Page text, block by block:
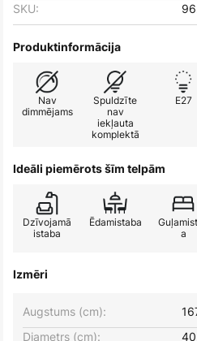
SKU:
Produktinformācija
Nav
dimmējams
Spuldzīte
nav
iekļauta
komplektā
E27
Ideāli piemērots šīm telpām
Dzīvojamā
istaba
Ēdamistaba
a
Izmēri
Augstums (cm):
Diametrs (cm):
40